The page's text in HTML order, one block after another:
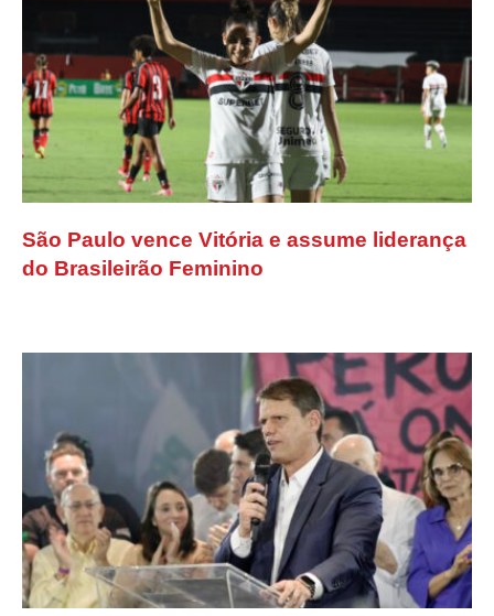
São Paulo vence Vitória e assume liderança
do Brasileirão Feminino